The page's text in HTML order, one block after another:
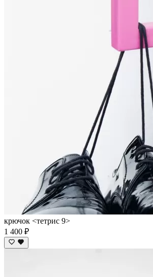
крючок <тетрис 9>
1 400 ₽